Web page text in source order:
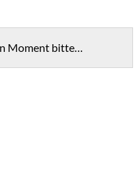
Moment bitte…